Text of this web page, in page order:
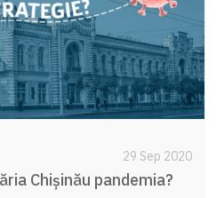
29 Sep 2020
Chișinău pandemia?